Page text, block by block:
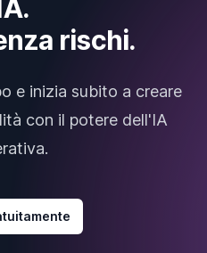
rischi.
e inizia subito a creare
con il potere dell'IA